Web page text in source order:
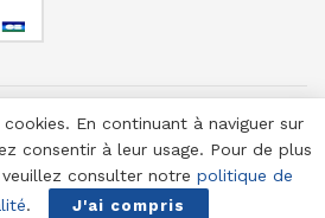
En continuant à naviguer sur
consentir à leur usage. Pour de plus
consulter notre politique de
. J'ai compris